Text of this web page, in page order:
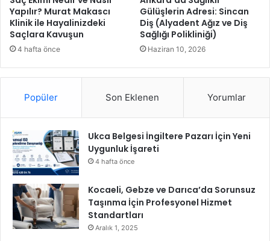
s
i
’
y
i
T
Yapılır? Murat Makascı
Klinik ile Hayalinizdeki
Saçlara Kavuşun
4 hafta önce
Gülüşlerin Adresi: Sincan
Diş (Alyadent Ağız ve Diş
Sağlığı Polikliniği)
Haziran 10, 2026
Popüler Son Eklenen Yorumlar
Ukca Belgesi İngiltere Pazarı İçin Yeni
Uygunluk İşareti
4 hafta önce
Kocaeli, Gebze ve Darıca’da Sorunsuz
Taşınma İçin Profesyonel Hizmet
Standartları
Aralık 1, 2025